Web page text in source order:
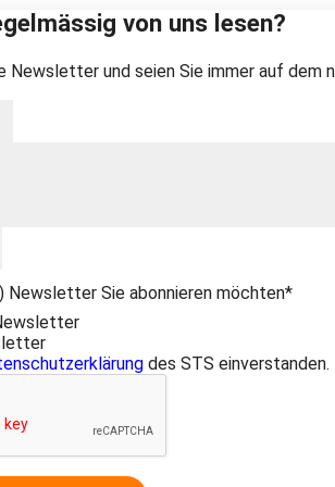
von uns lesen?
Newsletter und seien Sie immer auf
Newsletter Sie abonnieren möchten*
des STS einverstanden.